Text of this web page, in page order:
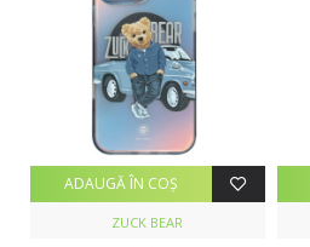
ZUCK BEAR
ADAUGĂ ÎN COŞ